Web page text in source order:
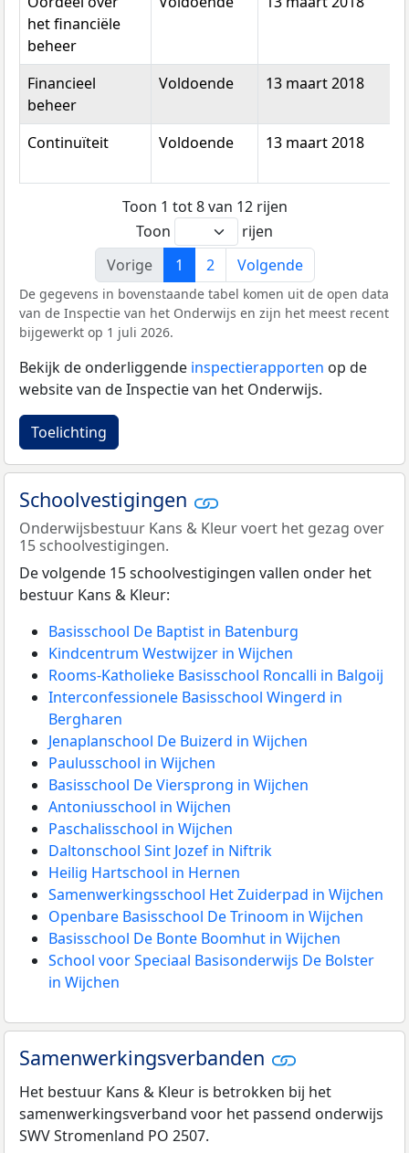
het financiële
beheer
Financieel
beheer
Voldoende 13 maart 2018
Continuïteit Voldoende 13 maart 2018
Toon 1 tot 8 van 12 rijen
Toon
rijen
Vorige
1 2 Volgende
De gegevens in bovenstaande tabel komen uit de open data
van de Inspectie van het Onderwijs en zijn het meest recent
bijgewerkt op 1 juli 2026.
Bekijk de onderliggende inspectierapporten op de
website van de Inspectie van het Onderwijs.
Toelichting
Schoolvestigingen
Onderwijsbestuur Kans & Kleur voert het gezag over
15 schoolvestigingen.
De volgende 15 schoolvestigingen vallen onder het
bestuur Kans & Kleur:
Basisschool De Baptist in Batenburg
Kindcentrum Westwijzer in Wijchen
Rooms-Katholieke Basisschool Roncalli in Balgoij
Interconfessionele Basisschool Wingerd in
Bergharen
Jenaplanschool De Buizerd in Wijchen
Paulusschool in Wijchen
Basisschool De Viersprong in Wijchen
Antoniusschool in Wijchen
Paschalisschool in Wijchen
Daltonschool Sint Jozef in Niftrik
Heilig Hartschool in Hernen
Samenwerkingsschool Het Zuiderpad in Wijchen
Openbare Basisschool De Trinoom in Wijchen
Basisschool De Bonte Boomhut in Wijchen
School voor Speciaal Basisonderwijs De Bolster
in Wijchen
Samenwerkingsverbanden
Het bestuur Kans & Kleur is betrokken bij het
samenwerkingsverband voor het passend onderwijs
SWV Stromenland PO 2507.